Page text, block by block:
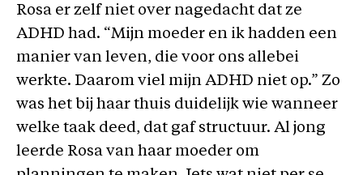
Rosa er zelf niet over nagedacht dat ze
ADHD had. “Mijn moeder en ik hadden een
manier van leven, die voor ons allebei
werkte. Daarom viel mijn ADHD niet op.” Zo
was het bij haar thuis duidelijk wie wanneer
welke taak deed, dat gaf structuur. Al jong
leerde Rosa van haar moeder om